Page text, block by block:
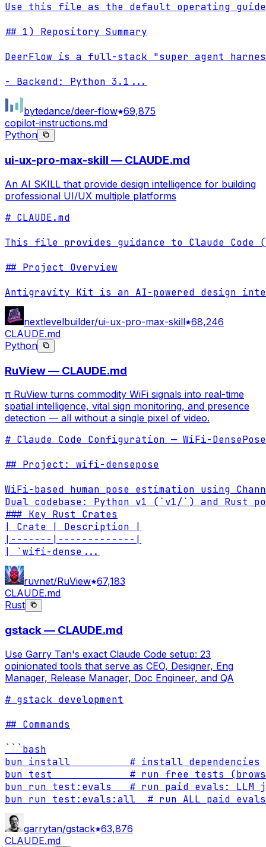
Use this file as the default operating
## 1) Repository Summary
DeerFlow is a full-stack "super agent
- Backend: Python 3.1 ...
bytedance/deer-flow 69,875
copilot-instructions.md
Python
ui-ux-pro-max-skill — CLAUDE.md
An AI SKILL that provide design intelligence for building
professional UI/UX multiple platforms
# CLAUDE.md
This file provides guidance to Claude
## Project Overview
Antigravity Kit is an AI-powered design
nextlevelbuilder/ui-ux-pro-max-skill 68,246
CLAUDE.md
Python
RuView — CLAUDE.md
π RuView turns commodity WiFi signals into real-time
spatial intelligence, vital sign monitoring, and presence
detection — all without a single pixel of video.
# Claude Code Configuration — WiFi-
## Project: wifi-densepose
WiFi-based human pose estimation using
Dual codebase: Python v1 (`v1/`) and Rust
### Key Rust Crates
| Crate | Description |
|-------|-------------|
| `wifi-dense ...
ruvnet/RuView 67,183
CLAUDE.md
Rust
gstack — CLAUDE.md
Use Garry Tan's exact Claude Code setup: 23
opinionated tools that serve as CEO, Designer, Eng
Manager, Release Manager, Doc Engineer, and QA
# gstack development
## Commands
```bash
bun install          # install dependencies
bun test             # run free tests
bun run test:evals   # run paid evals: LLM
bun run test:evals:all  # run ALL paid
garrytan/gstack 63,876
CLAUDE.md